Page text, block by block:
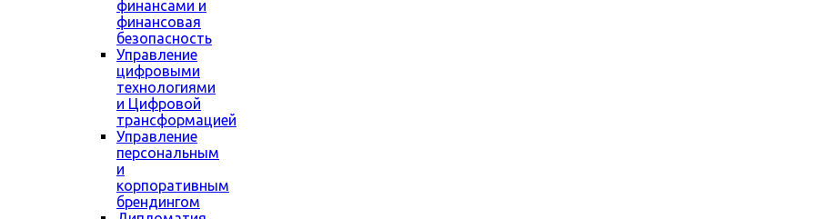
финансами и
финансовая
безопасность
Управление
цифровыми
технологиями
и Цифровой
трансформацией
Управление
персональным
и
корпоративным
брендингом